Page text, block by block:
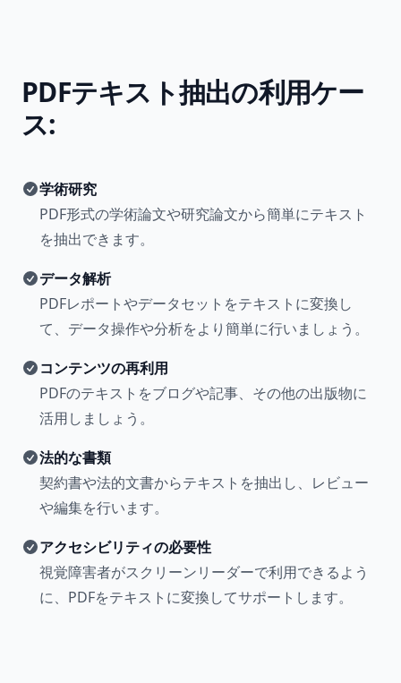
PDFテキスト抽出の利用ケー
ス:
学術研究
PDF形式の学術論文や研究論文から簡単にテキスト
を抽出できます。
データ解析
PDFレポートやデータセットをテキストに変換し
て、データ操作や分析をより簡単に行いましょう。
コンテンツの再利用
PDFのテキストをブログや記事、その他の出版物に
活用しましょう。
法的な書類
契約書や法的文書からテキストを抽出し、レビュー
や編集を行います。
アクセシビリティの必要性
視覚障害者がスクリーンリーダーで利用できるよう
に、PDFをテキストに変換してサポートします。